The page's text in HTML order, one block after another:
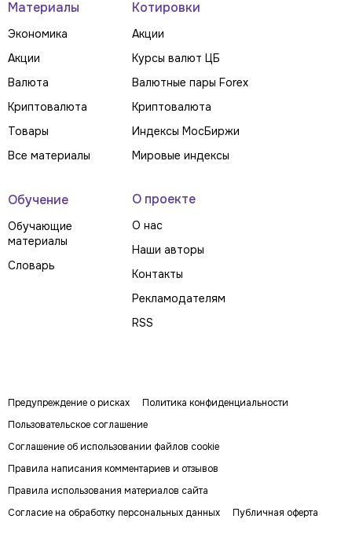
Материалы
Экономика
Акции
Валюта
Криптовалюта
Товары
Все материалы
Котировки
Акции
Курсы валют ЦБ
Валютные пары Forex
Криптовалюта
Индексы МосБиржи
Мировые индексы
Обучение
Обучающие
материалы
Словарь
О проекте
О нас
Наши авторы
Контакты
Рекламодателям
RSS
Предупреждение о рисках
Политика конфиденциальности
Пользовательское соглашение
Соглашение об использовании файлов cookie
Правила написания комментариев и отзывов
Правила использования материалов сайта
Согласие на обработку персональных данных
Публичная оферта